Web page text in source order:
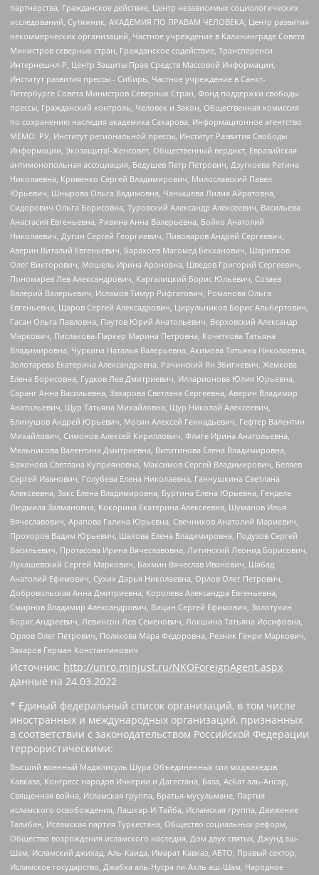
партнерства, Гражданское действие, Центр независимых социологических
исследований, Сутяжник, АКАДЕМИЯ ПО ПРАВАМ ЧЕЛОВЕКА, Центр развития
некоммерческих организаций, Частное учреждение в Калининграде Совета
Министров северных стран, Гражданское содействие, Трансперенси
Интернешнл-Р, Центр Защиты Прав Средств Массовой Информации,
Институт развития прессы - Сибирь, Частное учреждение в Санкт-
Петербурге Совета Министров Северных Стран, Фонд поддержки свободы
прессы, Гражданский контроль, Человек и Закон, Общественная комиссия
по сохранению наследия академика Сахарова, Информационное агентство
МЕМО. РУ, Институт региональной прессы, Институт Развития Свободы
Информации, Экозащита!-Женсовет, Общественный вердикт, Евразийская
антимонопольная ассоциация, Бедушев Петр Петрович, Дзугкоева Регина
Николаевна, Кривенко Сергей Владимирович, Милославский Павел
Юрьевич, Шнырова Ольга Вадимовна, Чанышева Лилия Айратовна,
Сидорович Ольга Борисовна, Туровский Александр Алексеевич, Васильева
Анастасия Евгеньевна, Ривина Анна Валерьевна, Бойко Анатолий
Николаевич, Дугин Сергей Георгиевич, Пивоваров Андрей Сергеевич,
Аверин Виталий Евгеньевич, Барахоев Магомед Бекханович, Шарипков
Олег Викторович, Мошель Ирина Ароновна, Шведов Григорий Сергеевич,
Пономарев Лев Александрович, Каргалицкий Борис Юльевич, Созаев
Валерий Валерьевич, Исламов Тимур Рифгатович, Романова Ольга
Евгеньевна, Щаров Сергей Алексадрович, Цирульников Борис Альбертович,
Гасан Ольга Павловна, Паутов Юрий Анатольевич, Верховский Александр
Маркович, Пислакова-Паркер Марина Петровна, Кочеткова Татьяна
Владимировна, Чуркина Наталья Валерьевна, Акимова Татьяна Николаевна,
Золотарева Екатерина Александровна, Рачинский Ян Збигневич, Жемкова
Елена Борисовна, Гудков Лев Дмитриевич, Илларионова Юлия Юрьевна,
Саранг Анна Васильевна, Захарова Светлана Сергеевна, Аверин Владимир
Анатольевич, Щур Татьяна Михайловна, Щур Николай Алексеевич,
Блинушов Андрей Юрьевич, Мосин Алексей Геннадьевич, Гефтер Валентин
Михайлович, Симонов Алексей Кириллович, Флиге Ирина Анатольевна,
Мельникова Валентина Дмитриевна, Вититинова Елена Владимировна,
Баженова Светлана Куприяновна, Максимов Сергей Владимирович, Беляев
Сергей Иванович, Голубева Елена Николаевна, Ганнушкина Светлана
Алексеевна, Закс Елена Владимировна, Буртина Елена Юрьевна, Гендель
Людмила Залмановна, Кокорина Екатерина Алексеевна, Шуманов Илья
Вячеславович, Арапова Галина Юрьевна, Свечников Анатолий Мариевич,
Прохоров Вадим Юрьевич, Шахова Елена Владимировна, Подузов Сергей
Васильевич, Протасова Ирина Вячеславовна, Литинский Леонид Борисович,
Лукашевский Сергей Маркович, Бахмин Вячеслав Иванович, Шабад
Анатолий Ефимович, Сухих Дарья Николаевна, Орлов Олег Петрович,
Добровольская Анна Дмитриевна, Королева Александра Евгеньевна,
Смирнов Владимир Александрович, Вицин Сергей Ефимович, Золотухин
Борис Андреевич, Левинсон Лев Семенович, Локшина Татьяна Иосифовна,
Орлов Олег Петрович, Полякова Мара Федоровна, Резник Генри Маркович,
Захаров Герман Константинович
Источник: http://unro.minjust.ru/NKOForeignAgent.aspx
данные на 24.03.2022
* Единый федеральный список организаций, в том числе
иностранных и международных организаций, признанных
в соответствии с законодательством Российской Федерации
террористическими:
Высший военный Маджлисуль Шура Объединенных сил моджахедов
Кавказа, Конгресс народов Ичкерии и Дагестана, База, Асбат аль-Ансар,
Священная война, Исламская группа, Братья-мусульмане, Партия
исламского освобождения, Лашкар-И-Тайба, Исламская группа, Движение
Талибан, Исламская партия Туркестана, Общество социальных реформ,
Общество возрождения исламского наследия, Дом двух святых, Джунд аш-
Шам, Исламский джихад, Аль-Каида, Имарат Кавказ, АБТО, Правый сектор,
Исламское государство, Джабха аль-Нусра ли-Ахль аш-Шам, Народное